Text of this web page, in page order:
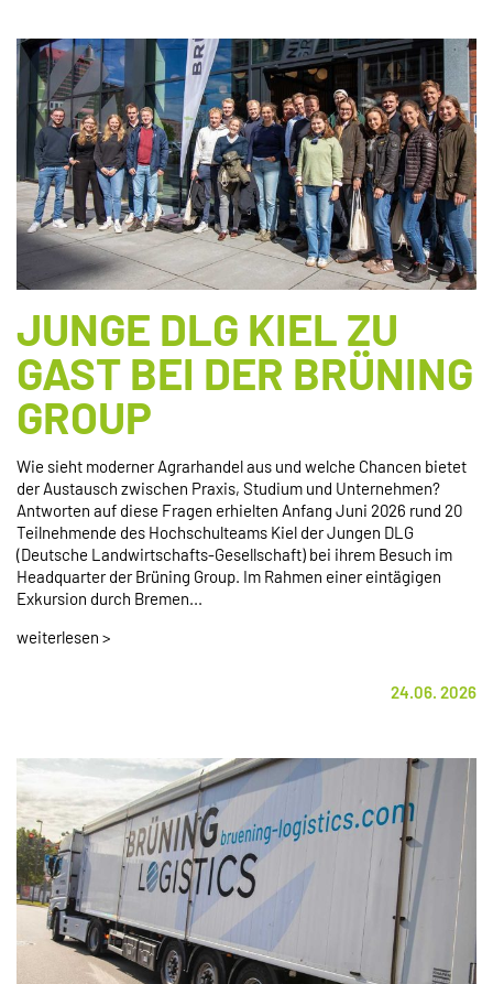
JUNGE DLG KIEL ZU
GAST BEI DER BRÜNING
GROUP
Wie sieht moderner Agrarhandel aus und welche Chancen bietet
der Austausch zwischen Praxis, Studium und Unternehmen?
Antworten auf diese Fragen erhielten Anfang Juni 2026 rund 20
Teilnehmende des Hochschulteams Kiel der Jungen DLG
(Deutsche Landwirtschafts-Gesellschaft) bei ihrem Besuch im
Headquarter der Brüning Group. Im Rahmen einer eintägigen
Exkursion durch Bremen...
weiterlesen >
24.06. 2026